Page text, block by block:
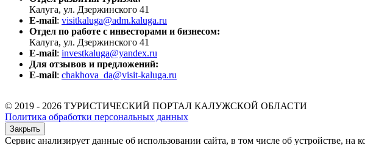
Калуга, ул. Дзержинского 41
E-mail: visitkaluga@adm.kaluga.ru
Отдел по работе с инвесторами и бизнесом:
Калуга, ул. Дзержинского 41
E-mail: investkaluga@yandex.ru
Для отзывов и предложений:
E-mail: chakhova_da@visit-kaluga.ru
© 2019 - 2026 ТУРИСТИЧЕСКИЙ ПОРТАЛ КАЛУЖСКОЙ ОБЛАСТИ
Политика обработки персональных данных
Закрыть
Сервис анализирует данные об использовании сайта, в том числе об устройстве,